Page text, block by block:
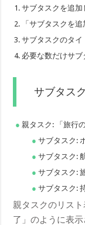
サブタスクを追加
「サブタスクを
サブタスクのタ
必要な数だけサ
サブタス
親タスク: 「旅行
サブタスク:
サブタスク:
サブタスク:
サブタスク:
親タスクのリス
了」のように表